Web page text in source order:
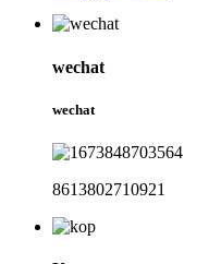
wechat
wechat
8613802710921